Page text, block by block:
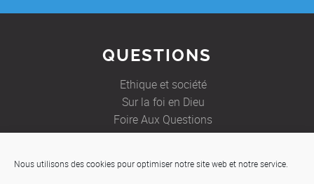
Nous utilisons des cookies pour optimiser notre site web et notre service.
QUESTIONS
Ethique et société
Sur la foi en Dieu
Foire Aux Questions